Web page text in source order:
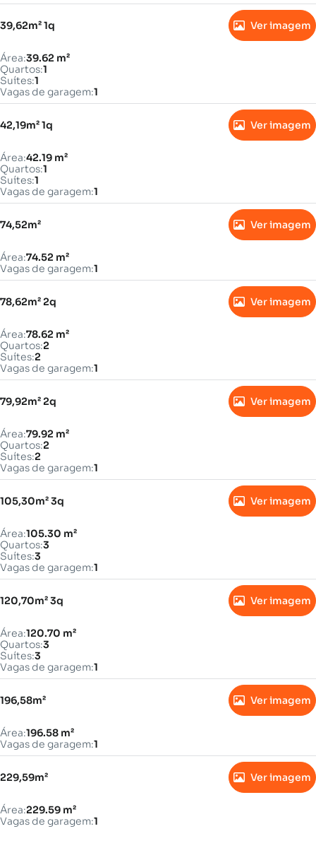
39,62m² 1q Ver imagem
Área:39.62 m²
Quartos:1
Suítes:1
Vagas de garagem:1
42,19m² 1q Ver imagem
Área:42.19 m²
Quartos:1
Suítes:1
Vagas de garagem:1
74,52m² Ver imagem
Área:74.52 m²
Vagas de garagem:1
78,62m² 2q Ver imagem
Área:78.62 m²
Quartos:2
Suítes:2
Vagas de garagem:1
79,92m² 2q Ver imagem
Área:79.92 m²
Quartos:2
Suítes:2
Vagas de garagem:1
105,30m² 3q Ver imagem
Área:105.30 m²
Quartos:3
Suítes:3
Vagas de garagem:1
120,70m² 3q Ver imagem
Área:120.70 m²
Quartos:3
Suítes:3
Vagas de garagem:1
196,58m² Ver imagem
Área:196.58 m²
Vagas de garagem:1
229,59m² Ver imagem
Área:229.59 m²
Vagas de garagem:1